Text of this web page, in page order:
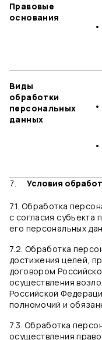
Правовые
основания
Виды
обработки
персональных
данных
Условия
7.1. Обработка
с согласия субъекта
его персональных
7.2. Обработка
достижения целей,
договором
осуществления
Российской
полномочий и
7.3. Обработка
осуществления